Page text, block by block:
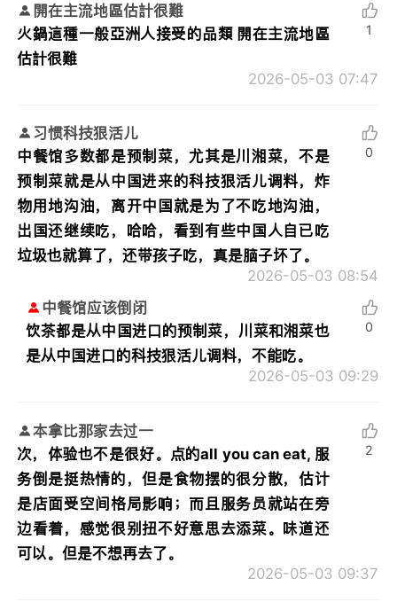
開在主流地區估計很難
火鍋這種一般亞洲人接受的品類 開在主流地區
估計很難
2026-05-03 07:47
1
习惯科技狠活儿
中餐馆多数都是预制菜，尤其是川湘菜，不是
预制菜就是从中国进来的科技狠活儿调料，炸
物用地沟油，离开中国就是为了不吃地沟油，
出国还继续吃，哈哈，看到有些中国人自已吃
垃圾也就算了，还带孩子吃，真是脑子坏了。
2026-05-03 08:54
0
中餐馆应该倒闭
饮茶都是从中国进口的预制菜，川菜和湘菜也
是从中国进口的科技狠活儿调料，不能吃。
2026-05-03 09:29
0
本拿比那家去过一
次，体验也不是很好。点的all you can eat, 服
务倒是挺热情的，但是食物摆的很分散，估计
是店面受空间格局影响；而且服务员就站在旁
边看着，感觉很别扭不好意思去添菜。味道还
可以。但是不想再去了。
2026-05-03 09:37
2